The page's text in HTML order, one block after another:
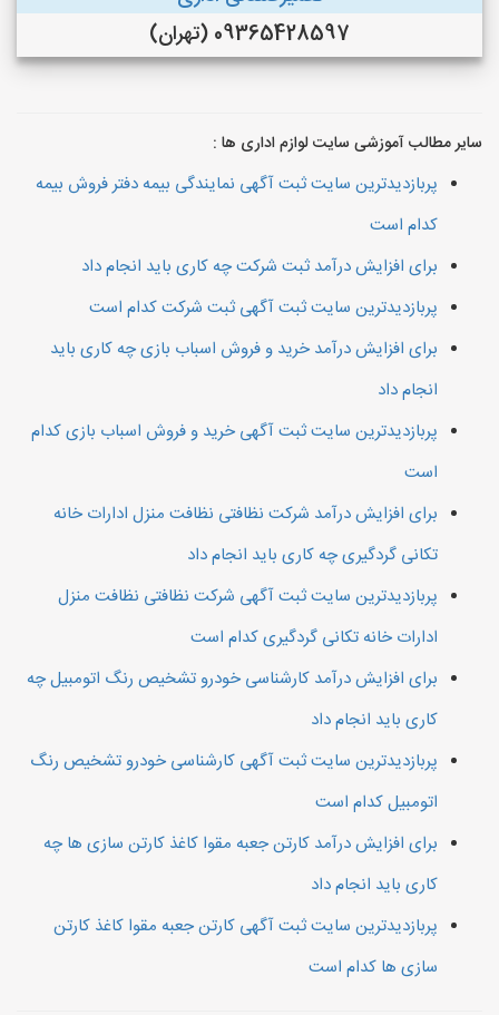
09365428597 (تهران)
سایر مطالب آموزشی سایت لوازم اداری ها :
پربازدیدترین سایت ثبت آگهی نمایندگی بیمه دفتر فروش بیمه
کدام است
برای افزایش درآمد ثبت شرکت چه کاری باید انجام داد
پربازدیدترین سایت ثبت آگهی ثبت شرکت کدام است
برای افزایش درآمد خرید و فروش اسباب بازی چه کاری باید
انجام داد
پربازدیدترین سایت ثبت آگهی خرید و فروش اسباب بازی کدام
است
برای افزایش درآمد شرکت نظافتی نظافت منزل ادارات خانه
تکانی گردگیری چه کاری باید انجام داد
پربازدیدترین سایت ثبت آگهی شرکت نظافتی نظافت منزل
ادارات خانه تکانی گردگیری کدام است
برای افزایش درآمد کارشناسی خودرو تشخیص رنگ اتومبیل چه
کاری باید انجام داد
پربازدیدترین سایت ثبت آگهی کارشناسی خودرو تشخیص رنگ
اتومبیل کدام است
برای افزایش درآمد کارتن جعبه مقوا کاغذ کارتن سازی ها چه
کاری باید انجام داد
پربازدیدترین سایت ثبت آگهی کارتن جعبه مقوا کاغذ کارتن
سازی ها کدام است